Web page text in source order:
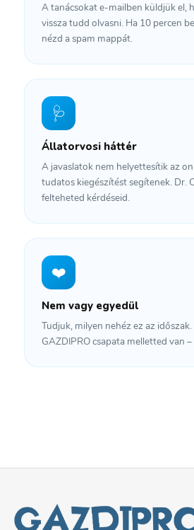
A tanácsokat e-mailben küldjük el,
vissza tudd olvasni. Ha 10 percen
nézd a spam mappát.
🩺
Állatorvosi háttér
A javaslatok nem helyettesítik az
tudatos kiegészítést segítenek. Dr.
felteheted kérdéseid.
❤️
Nem vagy egyedül
Tudjuk, milyen nehéz ez az időszak.
GAZDIPRO csapata melletted van